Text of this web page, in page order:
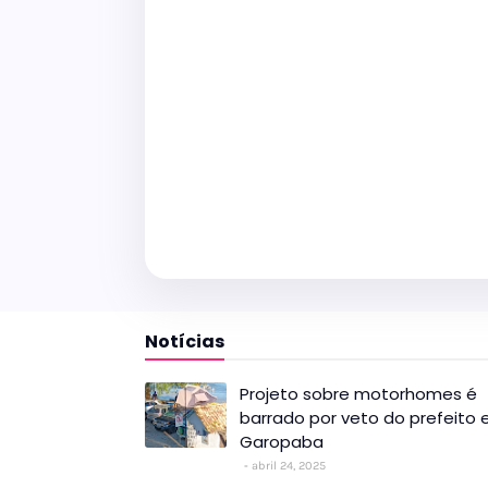
Notícias
Projeto sobre motorhomes é
barrado por veto do prefeito
Garopaba
abril 24, 2025